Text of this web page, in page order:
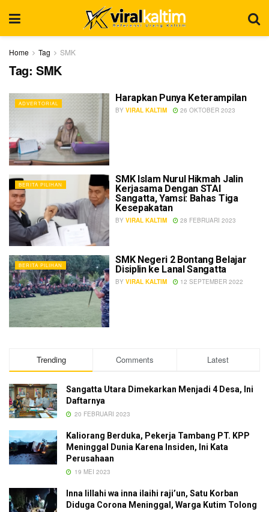
Home Tag SMK
Tag: SMK
ADVERTORIAL Harapkan Punya Keterampilan
BY VIRAL KALTIM 26 OKTOBER 2023
BERITA PILIHAN
SMK Islam Nurul Hikmah Jalin
Kerjasama Dengan STAI
Sangatta, Yamsi: Bahas Tiga
Kesepakatan
BY VIRAL KALTIM 28 FEBRUARI 2023
BERITA PILIHAN
SMK Negeri 2 Bontang Belajar
Disiplin ke Lanal Sangatta
BY VIRAL KALTIM 12 SEPTEMBER 2022
Trending Comments Latest
Sangatta Utara Dimekarkan Menjadi 4 Desa, Ini
Daftarnya
20 FEBRUARI 2023
Kaliorang Berduka, Pekerja Tambang PT. KPP
Meninggal Dunia Karena Insiden, Ini Kata
Perusahaan
19 MEI 2023
Inna lillahi wa inna ilaihi raji’un, Satu Korban
Diduga Corona Meninggal, Warga Kutim Tolong